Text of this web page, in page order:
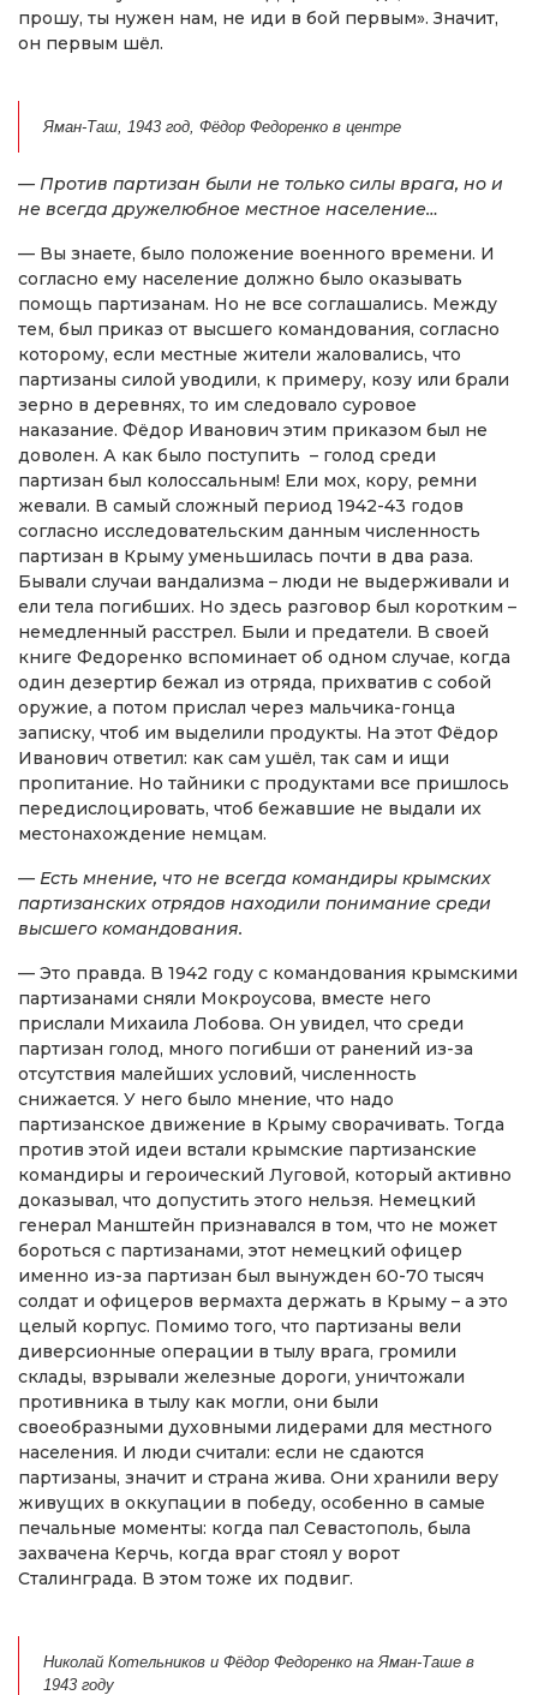
прошу, ты нужен нам, не иди в бой первым». Значит,
он первым шёл.
Яман-Таш, 1943 год, Фёдор Федоренко в центре
— Против партизан были не только силы врага, но и
не всегда дружелюбное местное население…
— Вы знаете, было положение военного времени. И
согласно ему население должно было оказывать
помощь партизанам. Но не все соглашались. Между
тем, был приказ от высшего командования, согласно
которому, если местные жители жаловались, что
партизаны силой уводили, к примеру, козу или брали
зерно в деревнях, то им следовало суровое
наказание. Фёдор Иванович этим приказом был не
доволен. А как было поступить – голод среди
партизан был колоссальным! Ели мох, кору, ремни
жевали. В самый сложный период 1942-43 годов
согласно исследовательским данным численность
партизан в Крыму уменьшилась почти в два раза.
Бывали случаи вандализма – люди не выдерживали и
ели тела погибших. Но здесь разговор был коротким –
немедленный расстрел. Были и предатели. В своей
книге Федоренко вспоминает об одном случае, когда
один дезертир бежал из отряда, прихватив с собой
оружие, а потом прислал через мальчика-гонца
записку, чтоб им выделили продукты. На этот Фёдор
Иванович ответил: как сам ушёл, так сам и ищи
пропитание. Но тайники с продуктами все пришлось
передислоцировать, чтоб бежавшие не выдали их
местонахождение немцам.
— Есть мнение, что не всегда командиры крымских
партизанских отрядов находили понимание среди
высшего командования.
— Это правда. В 1942 году с командования крымскими
партизанами сняли Мокроусова, вместе него
прислали Михаила Лобова. Он увидел, что среди
партизан голод, много погибши от ранений из-за
отсутствия малейших условий, численность
снижается. У него было мнение, что надо
партизанское движение в Крыму сворачивать. Тогда
против этой идеи встали крымские партизанские
командиры и героический Луговой, который активно
доказывал, что допустить этого нельзя. Немецкий
генерал Манштейн признавался в том, что не может
бороться с партизанами, этот немецкий офицер
именно из-за партизан был вынужден 60-70 тысяч
солдат и офицеров вермахта держать в Крыму – а это
целый корпус. Помимо того, что партизаны вели
диверсионные операции в тылу врага, громили
склады, взрывали железные дороги, уничтожали
противника в тылу как могли, они были
своеобразными духовными лидерами для местного
населения. И люди считали: если не сдаются
партизаны, значит и страна жива. Они хранили веру
живущих в оккупации в победу, особенно в самые
печальные моменты: когда пал Севастополь, была
захвачена Керчь, когда враг стоял у ворот
Сталинграда. В этом тоже их подвиг.
Николай Котельников и Фёдор Федоренко на Яман-Таше в
1943 году